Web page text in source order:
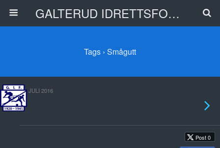
GALTERUD IDRETTSFORENING
Tags › Smågutt
29. JULI 2016
Post 0